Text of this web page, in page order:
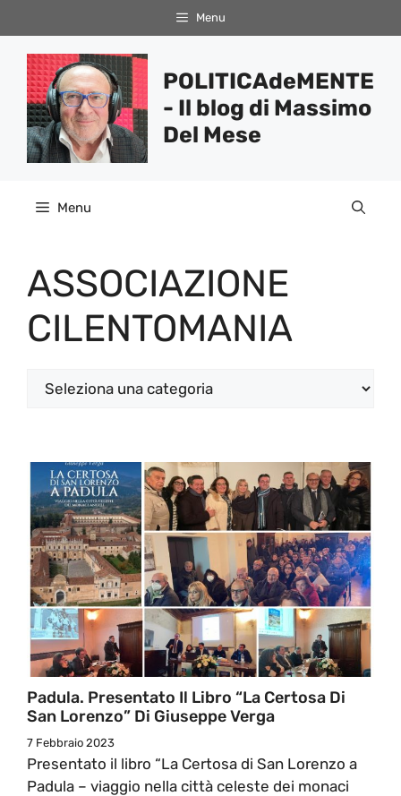
al
contenuto
Menu
POLITICAdeMENTE
- Il blog di Massimo
Del Mese
Menu
ASSOCIAZIONE
CILENTOMANIA
Categorie
Padula. Presentato Il Libro “La Certosa Di
San Lorenzo” Di Giuseppe Verga
7 Febbraio 2023
Presentato il libro “La Certosa di San Lorenzo a
Padula – viaggio nella città celeste dei monaci